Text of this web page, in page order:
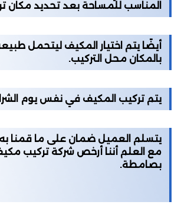
المناسب للمساحة بعد تحديد مكان
أيضًا يتم اختيار المكيف ليتحمل
بالمكان محل التركيب.
يتم تركيب المكيف في نفس يوم
يتسلم العميل ضمان على ما قمنا
مع العلم أننا أرخص شركة تركيب